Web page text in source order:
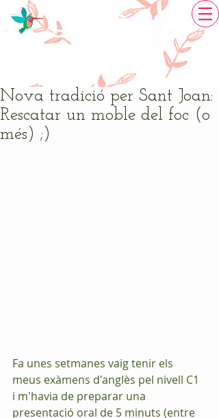
La Picaflor
Creativitat artesanal
Nova tradició per Sant Joan:
Rescatar un moble del foc (o
més) ;)
Fa unes setmanes vaig tenir els
meus exàmens d'anglès pel nivell C1
i m'havia de preparar una
presentació oral de 5 minuts (entre